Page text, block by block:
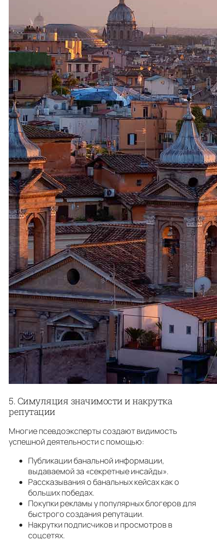
5. Симуляция значимости и накрутка
репутации
Многие псевдоэксперты создают видимость
успешной деятельности с помощью:
Публикации банальной информации,
выдаваемой за «секретные инсайды».
Рассказывания о банальных кейсах как о
больших победах.
Покупки рекламы у популярных блогеров для
быстрого создания репутации.
Накрутки подписчиков и просмотров в
соцсетях.